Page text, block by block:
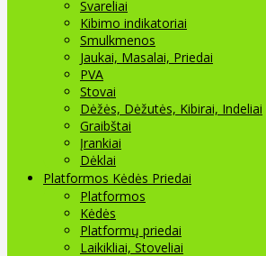
Svareliai
Kibimo indikatoriai
Smulkmenos
Jaukai, Masalai, Priedai
PVA
Stovai
Dėžės, Dėžutės, Kibirai, Indeliai
Graibštai
Įrankiai
Dėklai
Platformos Kėdės Priedai
Platformos
Kėdės
Platformų priedai
Laikikliai, Stoveliai